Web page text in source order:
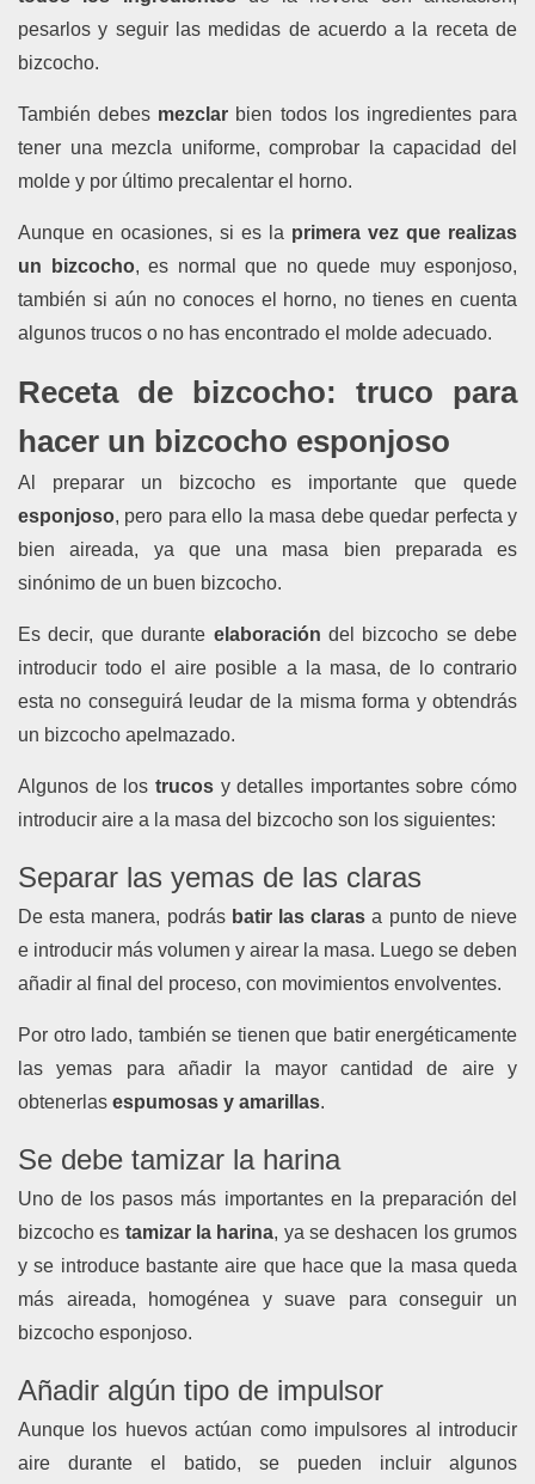
pesarlos y seguir las medidas de acuerdo a la receta de
bizcocho.
También debes mezclar bien todos los ingredientes para
tener una mezcla uniforme, comprobar la capacidad del
molde y por último precalentar el horno.
Aunque en ocasiones, si es la primera vez que realizas
un bizcocho, es normal que no quede muy esponjoso,
también si aún no conoces el horno, no tienes en cuenta
algunos trucos o no has encontrado el molde adecuado.
Receta de bizcocho: truco para
hacer un bizcocho esponjoso
Al preparar un bizcocho es importante que quede
esponjoso, pero para ello la masa debe quedar perfecta y
bien aireada, ya que una masa bien preparada es
sinónimo de un buen bizcocho.
Es decir, que durante elaboración del bizcocho se debe
introducir todo el aire posible a la masa, de lo contrario
esta no conseguirá leudar de la misma forma y obtendrás
un bizcocho apelmazado.
Algunos de los trucosy detalles importantes sobre cómo
introducir aire a la masa del bizcocho son los siguientes:
Separar las yemas de las claras
De esta manera, podrás batir las claras a punto de nieve
e introducir más volumen y airear la masa. Luego se deben
añadir al final del proceso, con movimientos envolventes.
Por otrolado, también se tienen que batir energéticamente
las yemas para añadir la mayor cantidad de aire y
obtenerlas espumosas y amarillas.
Se debe tamizar la harina
Uno de los pasos más importantes en la preparación del
bizcocho es tamizar la harina, ya se deshacen los grumos
y se introduce bastante aire que hace que la masa queda
más aireada, homogénea y suave para conseguir un
bizcocho esponjoso.
Añadir algún tipo de impulsor
Aunque los huevos actúan como impulsores al introducir
aire durante el batido, se pueden incluir algunos